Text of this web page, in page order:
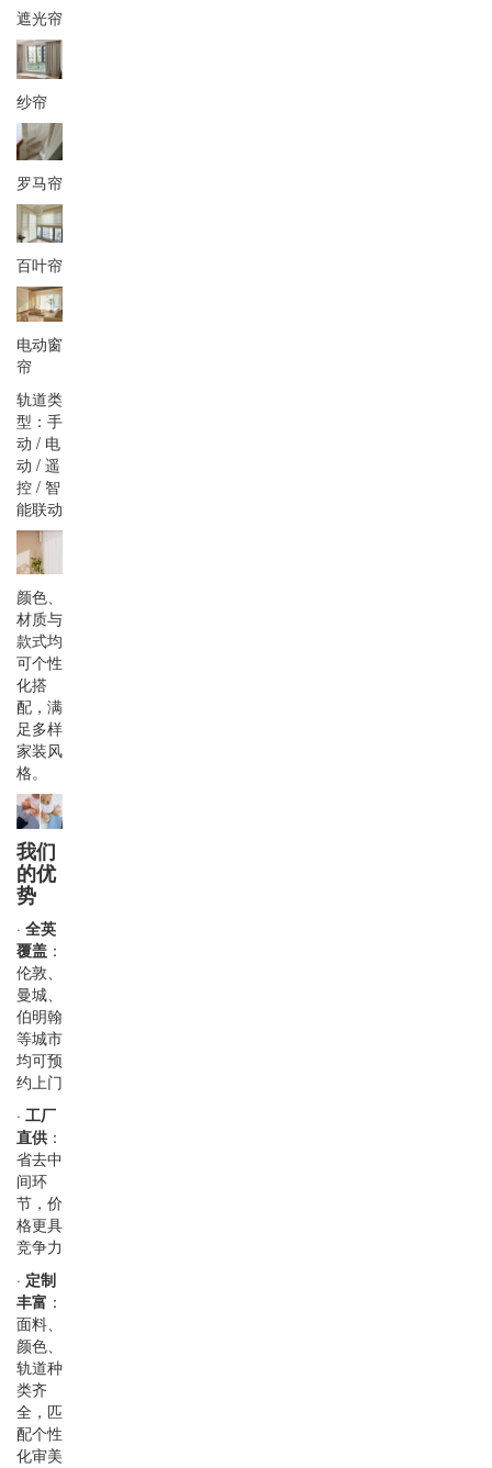
遮光帘
纱帘
罗马帘
百叶帘
电动窗
帘
轨道类
型：手
动 / 电
动 / 遥
控 / 智
能联动
颜色、
材质与
款式均
可个性
化搭
配，满
足多样
家装风
格。
我们
的优
势
· 全英
覆盖 ：
伦敦、
曼城、
伯明翰
等城市
均可预
约上门
· 工厂
直供 ：
省去中
间环
节，价
格更具
竞争力
· 定制
丰富 ：
面料、
颜色、
轨道种
类齐
全，匹
配个性
化审美